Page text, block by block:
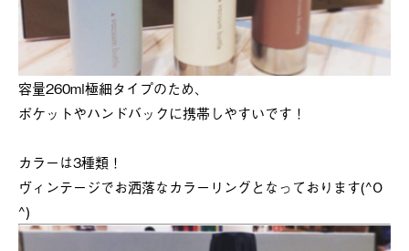
容量260ml極細タイプのため、
ポケットやハンドバックに携帯しやすいです！
カラーは3種類！
ヴィンテージでお洒落なカラーリングとなっております(^O
^)